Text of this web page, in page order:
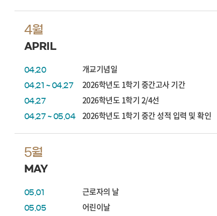
4월
APRIL
04.20 개교기념일
04.21 ~ 04.27 2026학년도 1학기 중간고사 기간
04.27 2026학년도 1학기 2/4선
04.27 ~ 05.04 2026학년도 1학기 중간 성적 입력 및 확인
5월
MAY
05.01 근로자의 날
05.05 어린이날